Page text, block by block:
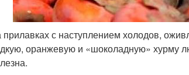
с наступлением холодов,
оранжевую и «шоколадную» хурму